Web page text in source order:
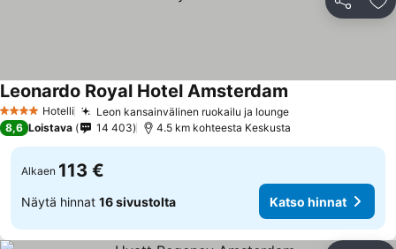
Jaa
4 Tähtiluokitus
Hotelli Leon kansainvälinen ruokailu ja lounge
Leonardo Royal Hotel Amsterdam
8,6 Loistava 14 403 4.5 km kohteesta Keskusta
Alkaen 113 €
Näytä hinnat 16 sivustolta Katso hinnat